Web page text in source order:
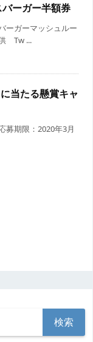
バーガー半額券
ガーマッシュルー
Tw ...
当たる懸賞キャ
募期限：2020年3月